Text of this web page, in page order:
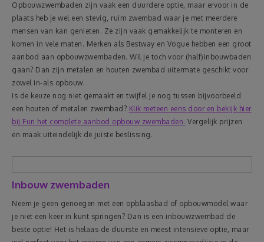
Opbouwzwembaden zijn vaak een duurdere optie, maar ervoor in de
plaats heb je wel een stevig, ruim zwembad waar je met meerdere
mensen van kan genieten. Ze zijn vaak gemakkelijk te monteren en
komen in vele maten. Merken als Bestway en Vogue hebben een groot
aanbod aan opbouwzwembaden. Wil je toch voor (half)inbouwbaden
gaan? Dan zijn metalen en houten zwembad uitermate geschikt voor
zowel in-als opbouw.
Is de keuze nog niet gemaakt en twijfel je nog tussen bijvoorbeeld
een houten of metalen zwembad? Klik meteen eens door en bekijk hier
bij Fun het complete aanbod opbouw zwembaden. Vergelijk prijzen
en maak uiteindelijk de juiste beslissing.
Inbouw zwembaden
Neem je geen genoegen met een opblaasbad of opbouwmodel waar
je niet een keer in kunt springen? Dan is een inbouwzwembad de
beste optie! Het is helaas de duurste en meest intensieve optie, maar